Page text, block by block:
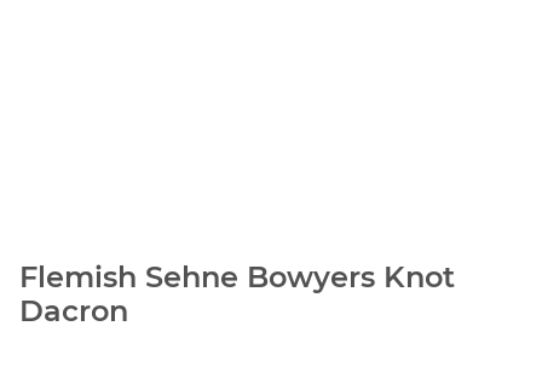
Flemish Sehne Bowyers Knot
Dacron